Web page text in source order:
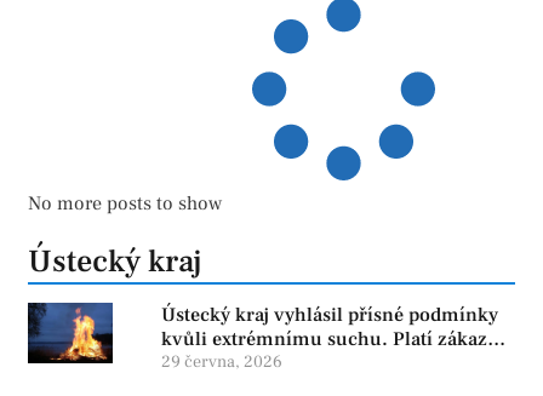
No more posts to show
Ústecký kraj
Ústecký kraj vyhlásil přísné podmínky
kvůli extrémnímu suchu. Platí zákaz
ohňů i pyrotechniky
29 června, 2026